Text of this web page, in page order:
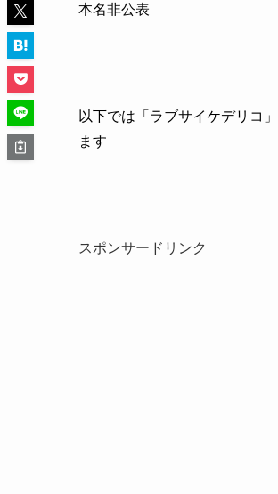
本名非公表
以下では「ラブサイケデリコ
ます
スポンサードリンク